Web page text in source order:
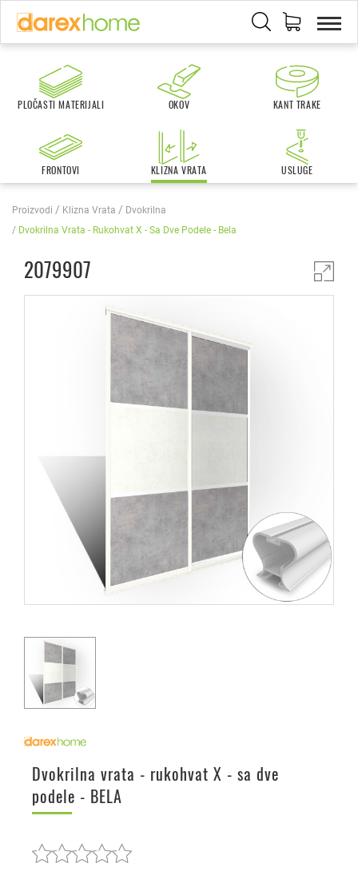
PLOČASTI MATERIJALI OKOV KANT TRAKE
FRONTOVI KLIZNA VRATA USLUGE
Proizvodi Klizna Vrata
Dvokrilna
Dvokrilna Vrata - Rukohvat X - Sa Dve Podele - Bela
2079907
Dvokrilna vrata - rukohvat X - sa dve
podele - BELA